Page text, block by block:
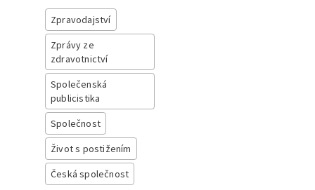
Zpravodajství
Zprávy ze
zdravotnictví
Společenská
publicistika
Společnost
Život s postižením
Česká společnost